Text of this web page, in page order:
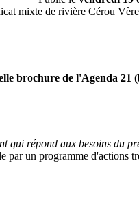
mixte de rivière Cérou
brochure de l'Agenda 21
qui répond aux besoins du
par un programme